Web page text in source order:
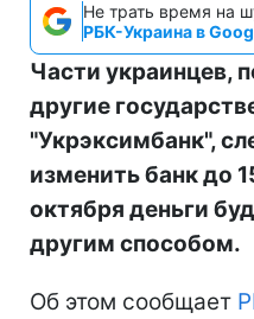
Не трать время на
РБК-Украина в
Части украинцев,
другие
"Укрэксимбанк",
изменить банк до
октября деньги
другим способом.
Об этом сообщает